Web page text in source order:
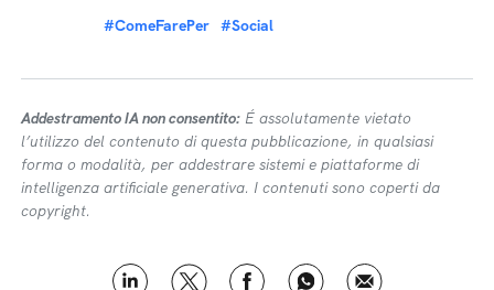
#ComeFarePer #Social
Addestramento IA non consentito: É assolutamente vietato
l’utilizzo del contenuto di questa pubblicazione, in qualsiasi
forma o modalità, per addestrare sistemi e piattaforme di
intelligenza artificiale generativa. I contenuti sono coperti da
copyright.